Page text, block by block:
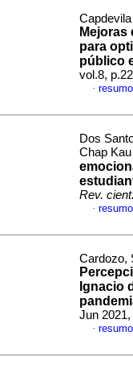
Mejoras
para
público
vol.8,
·
Dos
Chap
Rev.
·
Cardozo,
Ignacio
Jun
·